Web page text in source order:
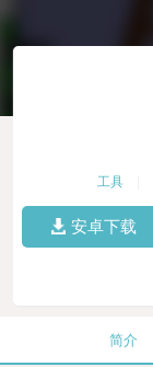
工具
安卓下载
简介